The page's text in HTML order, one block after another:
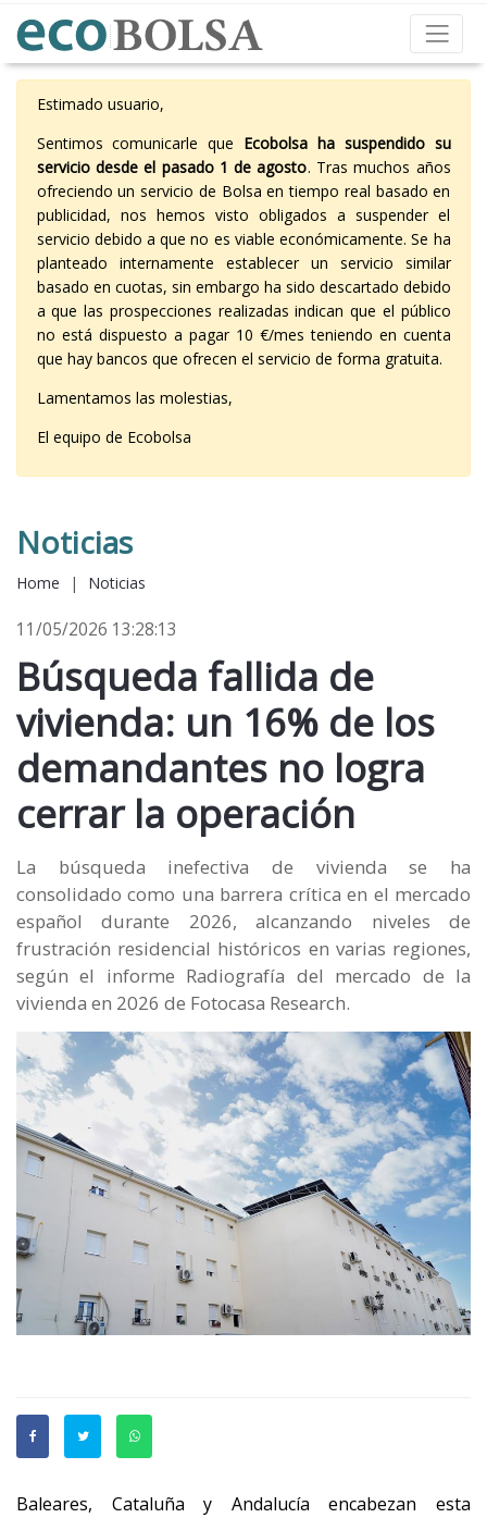
Estimado usuario,
Sentimos comunicarle que Ecobolsa ha suspendido su
servicio desde el pasado 1 de agosto. Tras muchos años
ofreciendo un servicio de Bolsa en tiempo real basado en
publicidad, nos hemos visto obligados a suspender el
servicio debido a que no es viable económicamente. Se ha
planteado internamente establecer un servicio similar
basado en cuotas, sin embargo ha sido descartado debido
a que las prospecciones realizadas indican que el público
no está dispuesto a pagar 10 €/mes teniendo en cuenta
que hay bancos que ofrecen el servicio de forma gratuita.
Lamentamos las molestias,
El equipo de Ecobolsa
Noticias
Home | Noticias
11/05/2026 13:28:13
Búsqueda fallida de
vivienda: un 16% de los
demandantes no logra
cerrar la operación
La búsqueda inefectiva de vivienda se ha
consolidado como una barrera crítica en el mercado
español durante 2026, alcanzando niveles de
frustración residencial históricos en varias regiones,
según el informe Radiografía del mercado de la
vivienda en 2026 de Fotocasa Research.
Baleares, Cataluña y Andalucía encabezan esta